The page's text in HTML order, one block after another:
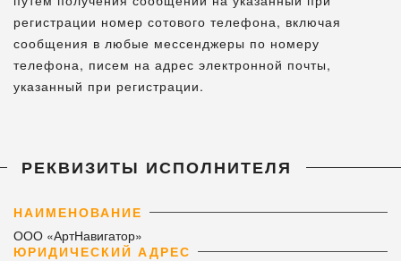
регистрации номер сотового телефона, включая
сообщения в любые мессенджеры по номеру
телефона, писем на адрес электронной почты,
указанный при регистрации.
РЕКВИЗИТЫ ИСПОЛНИТЕЛЯ
НАИМЕНОВАНИЕ
ООО «АртНавигатор»
ЮРИДИЧЕСКИЙ АДРЕС